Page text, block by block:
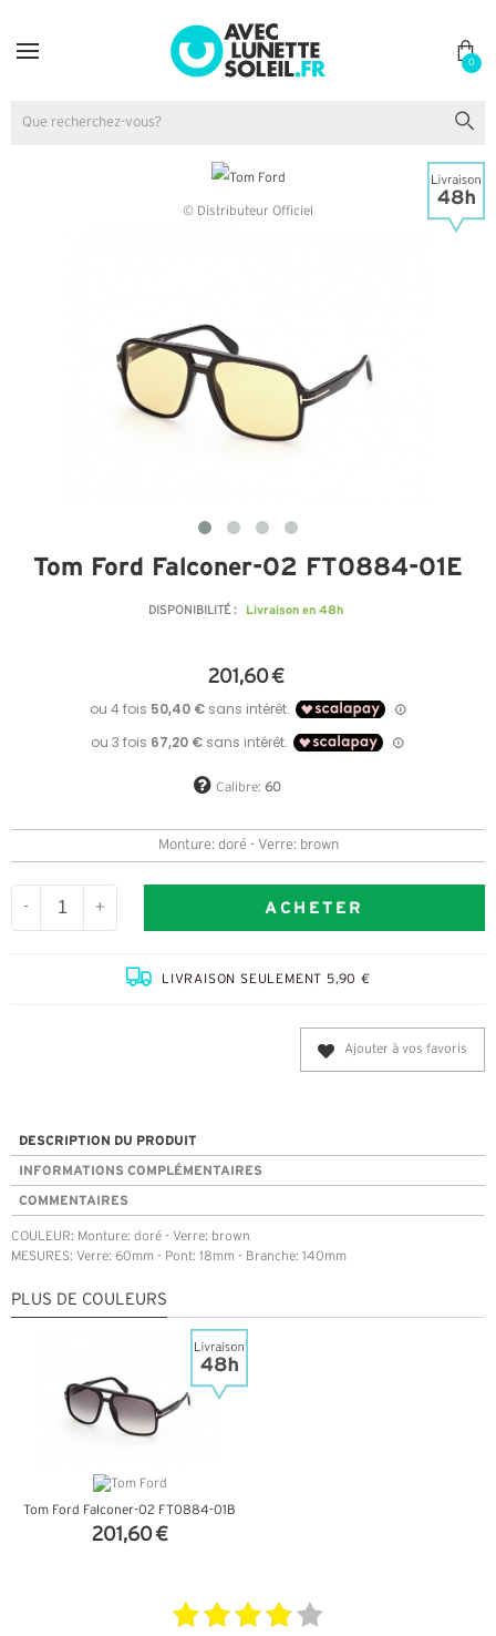
0
© Distributeur Officiel
Tom Ford Falconer-02 FT0884-01E
DISPONIBILITÉ : Livraison en 48h
201,60 €
Calibre: 60
Monture: doré - Verre: brown
- + ACHETER
LIVRAISON SEULEMENT 5,90 €
Ajouter à vos favoris
DESCRIPTION DU PRODUIT
INFORMATIONS COMPLÉMENTAIRES
COMMENTAIRES
COULEUR: Monture: doré - Verre: brown
MESURES: Verre: 60mm - Pont: 18mm - Branche: 140mm
PLUS DE COULEURS
Tom Ford Falconer-02 FT0884-01B
201,60 €